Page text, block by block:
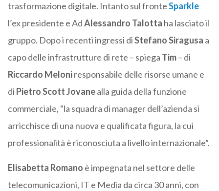
trasformazione digitale. Intanto sul fronteSparkle
l’ex presidente e AdAlessandro Talotta ha lasciato il
gruppo. Dopo i recenti ingressi diStefano Siragusa a
capo delle infrastrutture di rete – spiega Tim– di
Riccardo Meloniresponsabile delle risorse umane e
di Pietro Scott Jovanealla guida della funzione
commerciale, “la squadra di manager dell’azienda si
arricchisce di una nuova e qualificata figura, la cui
professionalità è riconosciuta a livello internazionale”.
Elisabetta Romano è impegnata nel settore delle
telecomunicazioni, IT e Media da circa 30 anni, con